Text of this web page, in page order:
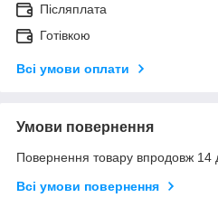
Післяплата
Готівкою
Всі умови оплати
Умови повернення
Повернення товару впродовж 14
Всі умови повернення